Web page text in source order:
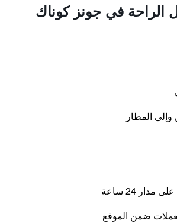
الراحة في جونز كوناك
المطار
24 ساعة
ضمن الموقع